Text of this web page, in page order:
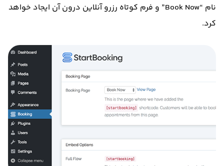
نام “Book Now” و فرم کوتاه رزرو آنلاین درون آن ایجاد خواهد
کرد.